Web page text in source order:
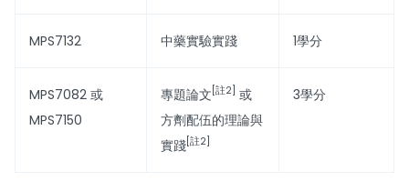
MPS7132 中藥實驗實踐 1學分
MPS7082 或
MPS7150
專題論文 [註2] 或
方劑配伍的理論與
實踐 [註2]
3學分